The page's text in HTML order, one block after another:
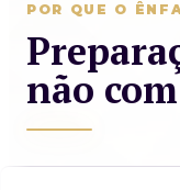
POR QUE O
não